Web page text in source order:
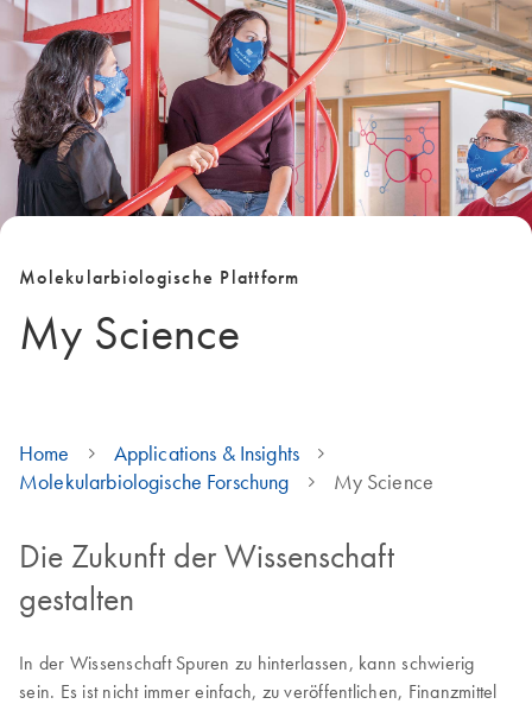
Molekularbiologische Plattform
My Science
Home
Applications & Insights
Molekularbiologische Forschung
My Science
Die Zukunft der Wissenschaft
gestalten
In der Wissenschaft Spuren zu hinterlassen, kann schwierig
sein. Es ist nicht immer einfach, zu veröffentlichen, Finanzmittel